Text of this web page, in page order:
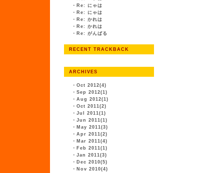
・ Re: にゃは
・ Re: にゃは
・ Re: かれは
・ Re: かれは
・ Re: がんばる
RECENT TRACKBACK
ARCHIVES
・ Oct 2012(4)
・ Sep 2012(1)
・ Aug 2012(1)
・ Oct 2011(2)
・ Jul 2011(1)
・ Jun 2011(1)
・ May 2011(3)
・ Apr 2011(2)
・ Mar 2011(4)
・ Feb 2011(1)
・ Jan 2011(3)
・ Dec 2010(5)
・ Nov 2010(4)